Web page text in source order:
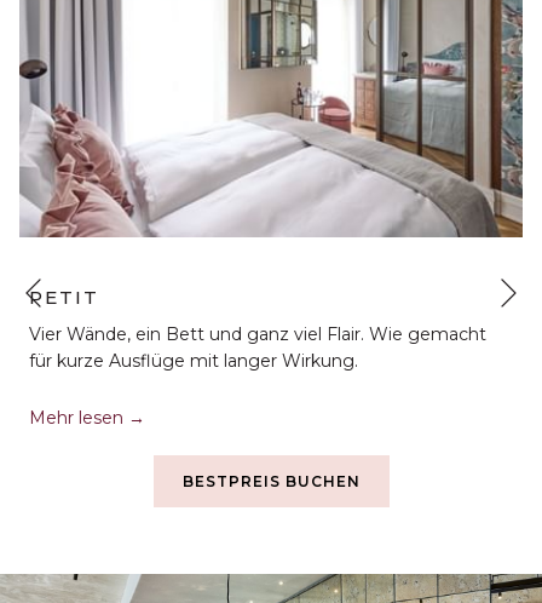
Vorherige
PETIT
Vier Wände, ein Bett und ganz viel Flair. Wie gemacht
für kurze Ausflüge mit langer Wirkung.
Mehr lesen
BESTPREIS BUCHEN